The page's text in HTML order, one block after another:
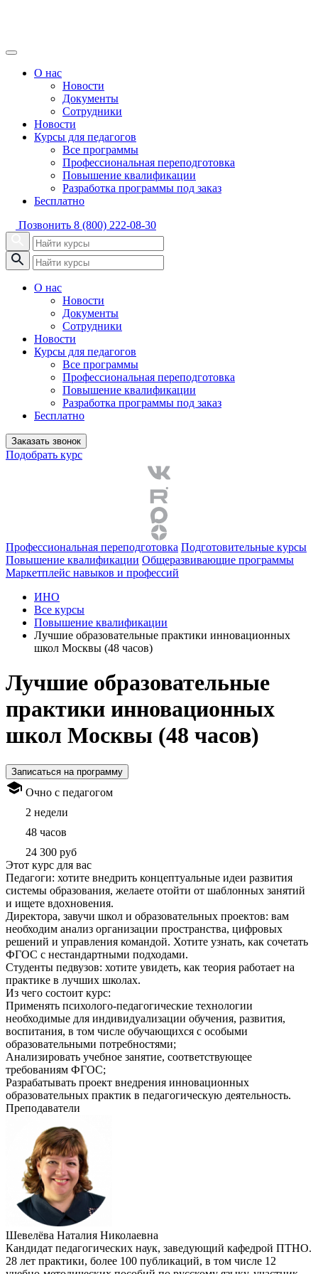
О нас
Новости
Документы
Сотрудники
Новости
Курсы для педагогов
Все программы
Профессиональная переподготовка
Повышение квалификации
Разработка программы под заказ
Бесплатно
Позвонить 8 (800) 222-08-30
О нас
Новости
Документы
Сотрудники
Новости
Курсы для педагогов
Все программы
Профессиональная переподготовка
Повышение квалификации
Разработка программы под заказ
Бесплатно
Заказать звонок
Подобрать курс
Профессиональная переподготовка Подготовительные курсы
Повышение квалификации Общеразвивающие программы
Маркетплейс навыков и профессий
ИНО
Все курсы
Повышение квалификации
Лучшие образовательные практики инновационных
школ Москвы (48 часов)
Лучшие образовательные
практики инновационных
школ Москвы (48 часов)
Записаться на программу
Очно с педагогом
2 недели
48 часов
24 300 руб
Этот курс для вас
Педагоги: хотите внедрить концептуальные идеи развития
системы образования, желаете отойти от шаблонных занятий
и ищете вдохновения.
Директора, завучи школ и образовательных проектов: вам
необходим анализ организации пространства, цифровых
решений и управления командой. Хотите узнать, как сочетать
ФГОС с нестандартными подходами.
Студенты педвузов: хотите увидеть, как теория работает на
практике в лучших школах.
Из чего состоит курс:
Применять психолого-педагогические технологии
необходимые для индивидуализации обучения, развития,
воспитания, в том числе обучающихся с особыми
образовательными потребностями;
Анализировать учебное занятие, соответствующее
требованиям ФГОС;
Разрабатывать проект внедрения инновационных
образовательных практик в педагогическую деятельность.
Преподаватели
Шевелёва Наталия Николаевна
Кандидат педагогических наук, заведующий кафедрой ПТНО.
28 лет практики, более 100 публикаций, в том числе 12